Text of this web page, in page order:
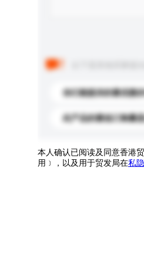
以下是其他买家提
你们能提供的最优惠
此产品的最低订购量是
本人确认已阅读及同意香港
用﹞，以及用于贸发局在私